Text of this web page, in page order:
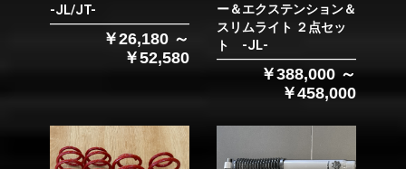
-JL/JT-
￥26,180 ～
￥52,580
ー＆エクステンション＆
スリムライト ２点セッ
ト -JL-
￥388,000 ～
￥458,000